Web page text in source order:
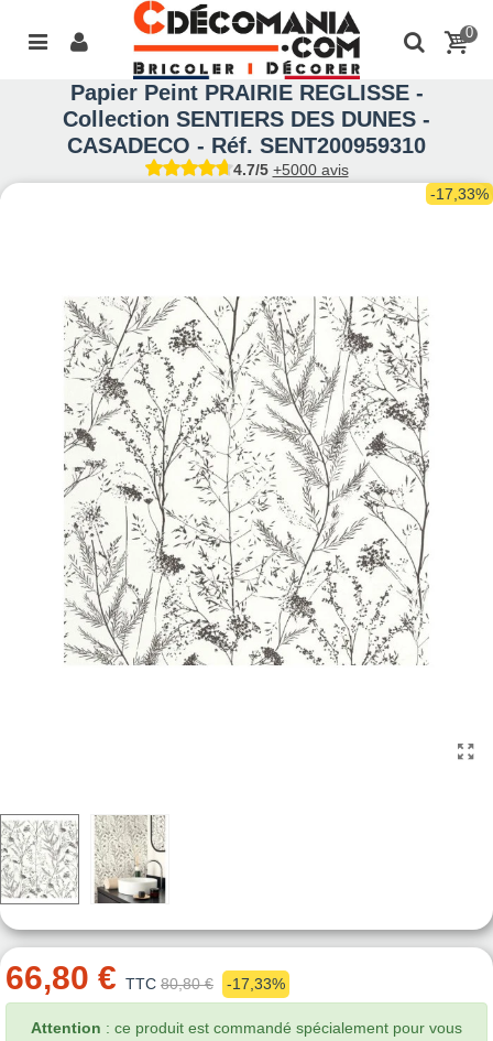
0
Papier Peint PRAIRIE REGLISSE -
Collection SENTIERS DES DUNES -
CASADECO - Réf. SENT200959310
4.7/5 +5000 avis
-17,33%
66,80 € TTC 80,80 € -17,33%
Attention : ce produit est commandé spécialement pour vous